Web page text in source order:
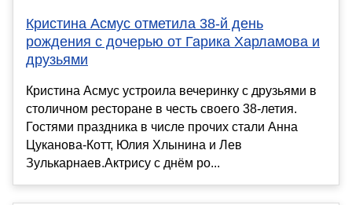
Кристина Асмус отметила 38-й день
рождения с дочерью от Гарика Харламова и
друзьями
Кристина Асмус устроила вечеринку с друзьями в
столичном ресторане в честь своего 38-летия.
Гостями праздника в числе прочих стали Анна
Цуканова-Котт, Юлия Хлынина и Лев
Зулькарнаев.Актрису с днём ро...